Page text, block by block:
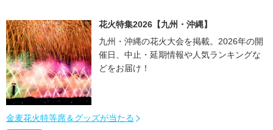
花火特集2026【九州・沖縄】
九州・沖縄の花火大会を掲載。2026年の開
催日、中止・延期情報や人気ランキングな
どをお届け！
金麦花火特等席＆グッズが当たる